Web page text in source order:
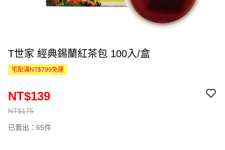
T世家 經典錫蘭紅茶包 100入/盒
宅配滿NT$799免運
NT$175
NT$139
已賣出：65件